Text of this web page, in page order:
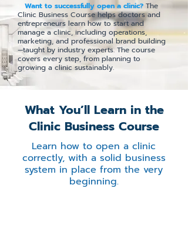
Want to successfully open a clinic? The
Clinic Business Course helps doctors and
entrepreneurs learn how to start and
manage a clinic, including operations,
marketing, and professional brand building
—taught by industry experts. The course
covers every step, from planning to
growing a clinic sustainably.
What You’ll Learn in the
Clinic Business Course
Learn how to open a clinic
correctly, with a solid business
system in place from the very
beginning.